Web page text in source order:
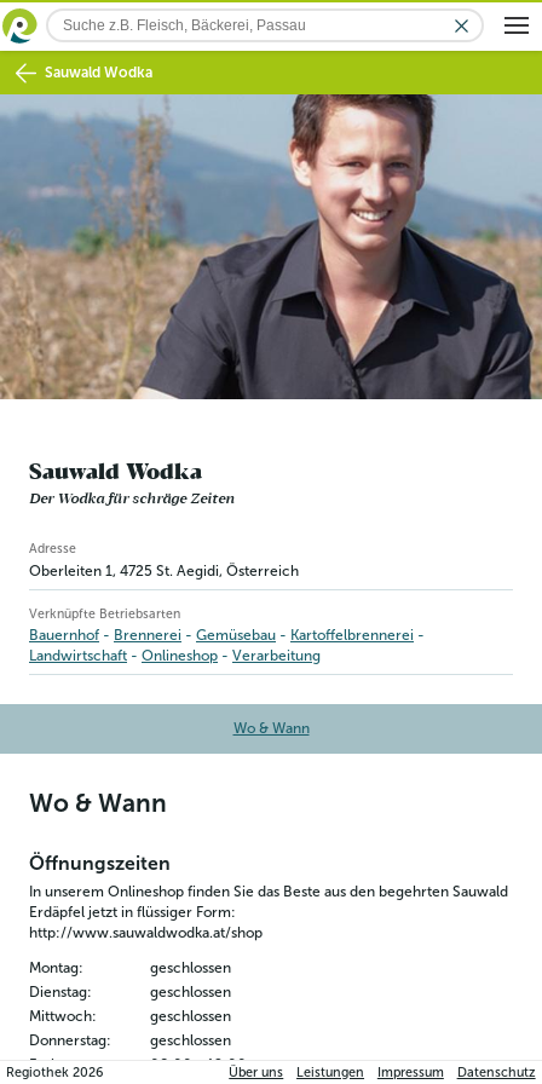
Sauwald Wodka
Sauwald Wodka
Der Wodka für schräge Zeiten
Betriebsinformation
Adresse
Oberleiten 1 , 4725 St. Aegidi, Österreich
Verknüpfte Betriebsarten
Bauernhof Brennerei Gemüsebau
Kartoffelbrennerei
Landwirtschaft
Onlineshop Verarbeitung
Wo & Wann
Wo & Wann
Öffnungszeiten
In unserem Onlineshop finden Sie das Beste aus den begehrten Sauwald
Erdäpfel jetzt in flüssiger Form:
http://www.sauwaldwodka.at/shop
Montag:
geschlossen
Dienstag:
geschlossen
Mittwoch:
geschlossen
Donnerstag:
geschlossen
Freitag: 08:00
12:00
Regiothek2026 Über uns Leistungen Impressum Datenschutz